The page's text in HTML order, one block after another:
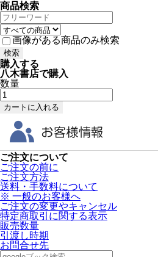
商品検索
画像がある商品のみ検索
購入する
八木書店で購入
数量
ご注文について
ご注文の前に
ご注文方法
送料・手数料について
※ 一般のお客様へ
ご注文の変更やキャンセル
特定商取引に関する表示
販売数量
引渡し時期
お問合せ先